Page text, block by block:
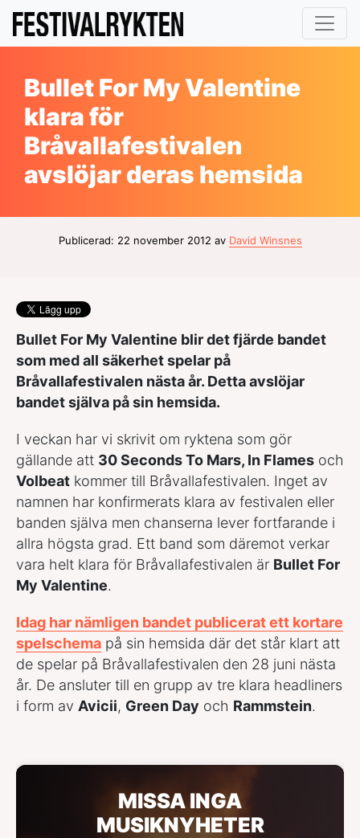
Bullet For My Valentine
klara för
Bråvallafestivalen
avslöjar deras hemsida
Publicerad: 22 november 2012 av David Winsnes
Bullet For My Valentine blir det fjärde bandet
som med all säkerhet spelar på
Bråvallafestivalen nästa år. Detta avslöjar
bandet själva på sin hemsida.
I veckan har vi skrivit om ryktena som gör
gällande att 30 Seconds To Mars, In Flames och
Volbeat kommer till Bråvallafestivalen. Inget av
namnen har konfirmerats klara av festivalen eller
banden själva men chanserna lever fortfarande i
allra högsta grad. Ett band som däremot verkar
vara helt klara för Bråvallafestivalen är Bullet For
My Valentine.
Idag har nämligen bandet publicerat ett kortare
spelschema på sin hemsida där det står klart att
de spelar på Bråvallafestivalen den 28 juni nästa
år. De ansluter till en grupp av tre klara headliners
i form av Avicii, Green Day och Rammstein.
MISSA INGA
MUSIKNYHETER